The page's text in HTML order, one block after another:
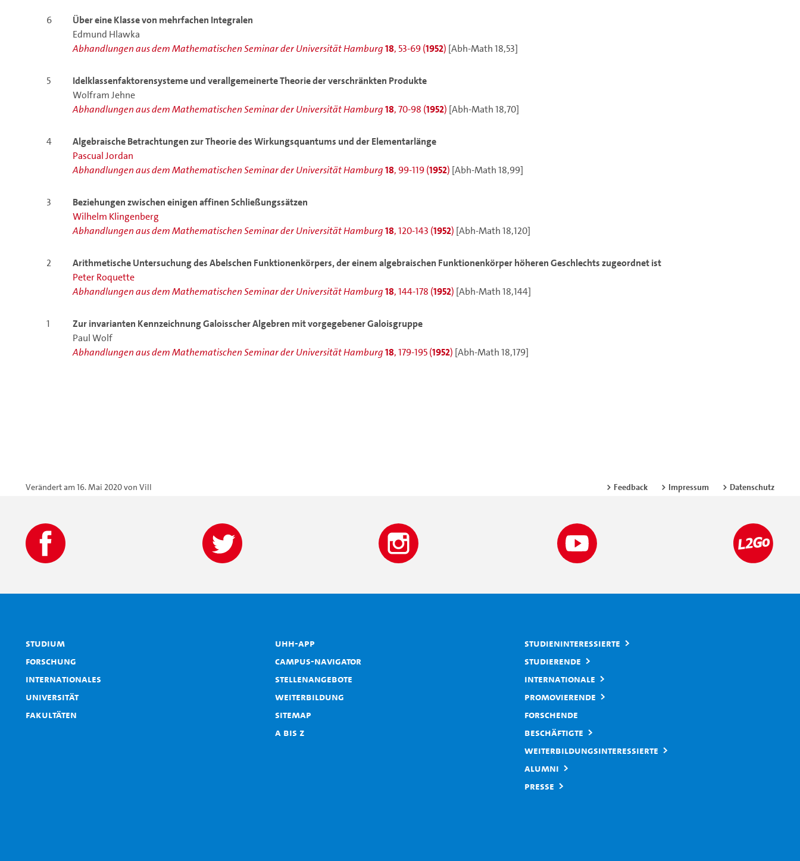
6
Über eine Klasse von mehrfachen Integralen
Edmund Hlawka
Abhandlungen aus dem Mathematischen Seminar der Universität Hamburg18, 53-69 (1952) [Abh-Math 18,53]
5
Idelklassenfaktorensysteme und verallgemeinerte Theorie der verschränkten Produkte
Wolfram Jehne
Abhandlungen aus dem Mathematischen Seminar der Universität Hamburg18, 70-98 (1952) [Abh-Math 18,70]
4 AlgebraischeBetrachtungen zur Theorie des Wirkungsquantums und der Elementarlänge
Pascual Jordan
Abhandlungen aus dem Mathematischen Seminar der Universität Hamburg18, 99-119 (1952) [Abh-Math 18,99]
3 Beziehungenzwischen einigen affinen Schließungssätzen
Wilhelm Klingenberg
Abhandlungen aus dem Mathematischen Seminar der Universität Hamburg18, 120-143 (1952) [Abh-Math 18,120]
2
Arithmetische Untersuchung des Abelschen Funktionenkörpers, der einem algebraischen Funktionenkörper höheren Geschlechts zugeordnet ist
Peter Roquette
Abhandlungen aus dem Mathematischen Seminar der Universität Hamburg18, 144-178 (1952) [Abh-Math 18,144]
1
Zur invarianten Kennzeichnung Galoisscher Algebren mit vorgegebener Galoisgruppe
Paul Wolf
Abhandlungen aus dem Mathematischen Seminar der Universität Hamburg18, 179-195 (1952) [Abh-Math 18,179]
Verändert am 16. Mai 2020 von Vill Feedback Impressum Datenschutz
Studium
Forschung
Internationales
Universität
Fakultäten
UHH-App
Campus-Navigator
Stellenangebote
Weiterbildung
Sitemap
A bis Z
Studieninteressierte
Studierende
Internationale
Promovierende
Forschende
Beschäftigte
Weiterbildungsinteressierte
Alumni
Presse